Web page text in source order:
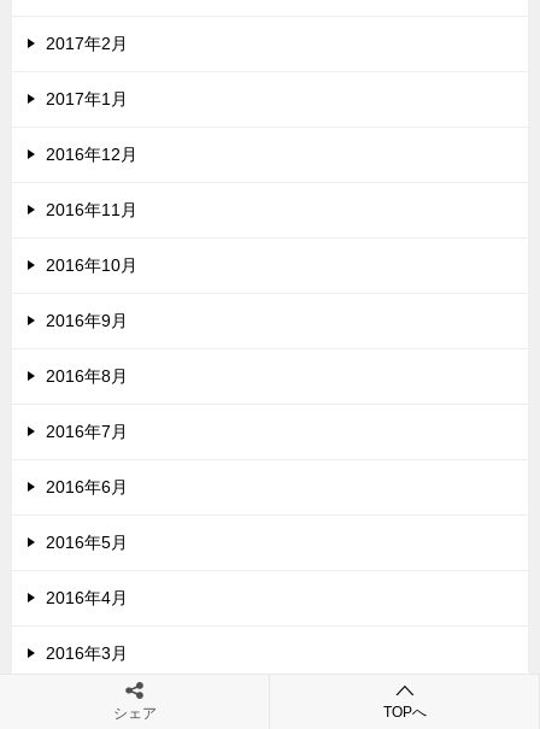
2017年2月
2017年1月
2016年12月
2016年11月
2016年10月
2016年9月
2016年8月
2016年7月
2016年6月
2016年5月
2016年4月
2016年3月
2016年2月シェア TOPへ